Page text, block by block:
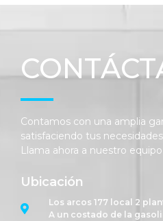
Contamos con una amplia
satisfaciendo tus
Llama ahora a nuestro
Ubicación
Los arcos 177 local 2
A un costado de la